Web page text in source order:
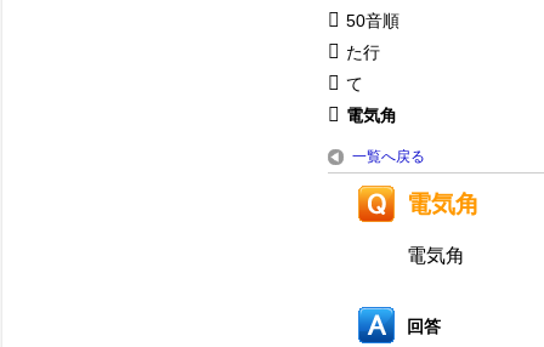
50音順
た行
て
電気角
一覧へ戻る
電気角
電気角
回答